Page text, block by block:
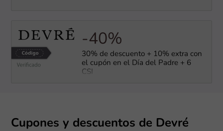
-40%
30% de descuento + 10% extra con
el cupón en el Día del Padre + 6
CSI
Cupones y descuentos de Devré